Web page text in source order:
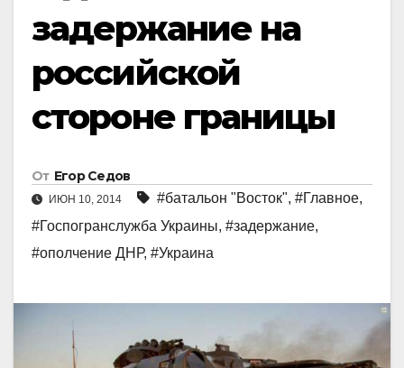
задержание на
российской
стороне границы
От Егор Седов
ИЮН 10, 2014 #батальон "Восток", #Главное,
#Госпогранслужба Украины, #задержание,
#ополчение ДНР, #Украинa